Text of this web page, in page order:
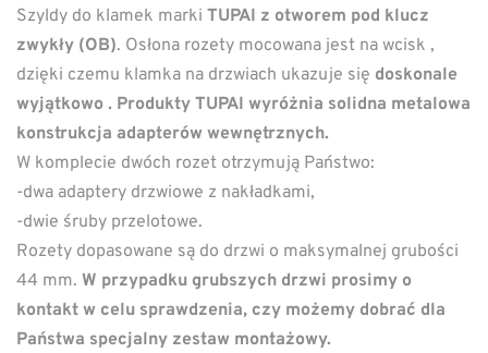
Szyldy do klamek marki TUPAI z otworem pod klucz
zwykły (OB). Osłona rozety mocowana jest na wcisk ,
dzięki czemu klamka na drzwiach ukazuje się doskonale
wyjątkowo . Produkty TUPAI wyróżnia solidna metalowa
konstrukcja adapterów wewnętrznych.
W komplecie dwóch rozet otrzymują Państwo:
-dwa adaptery drzwiowe z nakładkami,
-dwie śruby przelotowe.
Rozety dopasowane są do drzwi o maksymalnej grubości
44 mm. W przypadku grubszych drzwi prosimy o
kontakt w celu sprawdzenia, czy możemy dobrać dla
Państwa specjalny zestaw montażowy.